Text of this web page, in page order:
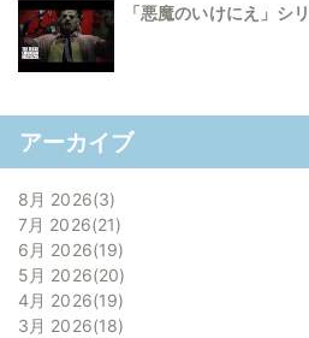
「悪魔のいけにえ」シ
アーカイブ
8月 2026 3
7月 2026 21
6月 2026 19
5月 2026 20
4月 2026 19
3月 2026 18